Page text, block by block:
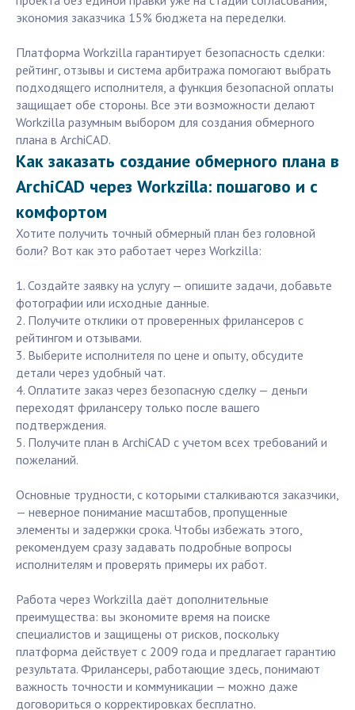
экономия заказчика 15% бюджета на переделки.
Платформа Workzilla гарантирует безопасность сделки:
рейтинг, отзывы и система арбитража помогают выбрать
подходящего исполнителя, а функция безопасной оплаты
защищает обе стороны. Все эти возможности делают
Workzilla разумным выбором для создания обмерного
плана в ArchiCAD.
Как заказать создание обмерного плана в
ArchiCAD через Workzilla: пошагово и с
комфортом
Хотите получить точный обмерный план без головной
боли? Вот как это работает через Workzilla:
1. Создайте заявку на услугу — опишите задачи, добавьте
фотографии или исходные данные.
2. Получите отклики от проверенных фрилансеров с
рейтингом и отзывами.
3. Выберите исполнителя по цене и опыту, обсудите
детали через удобный чат.
4. Оплатите заказ через безопасную сделку — деньги
переходят фрилансеру только после вашего
подтверждения.
5. Получите план в ArchiCAD с учетом всех требований и
пожеланий.
Основные трудности, с которыми сталкиваются заказчики,
— неверное понимание масштабов, пропущенные
элементы и задержки срока. Чтобы избежать этого,
рекомендуем сразу задавать подробные вопросы
исполнителям и проверять примеры их работ.
Работа через Workzilla даёт дополнительные
преимущества: вы экономите время на поиске
специалистов и защищены от рисков, поскольку
платформа действует с 2009 года и предлагает гарантию
результата. Фрилансеры, работающие здесь, понимают
важность точности и коммуникации — можно даже
договориться о корректировках бесплатно.